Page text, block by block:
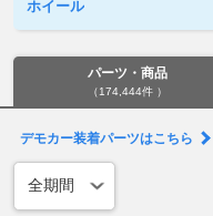
ホイール
パーツ・商品
（174,444件 ）
デモカー装着パーツはこちら